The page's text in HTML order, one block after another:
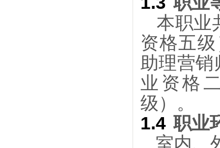
本职业
资格五
助理营销
业资格
级）。
1.4 职业
室内、